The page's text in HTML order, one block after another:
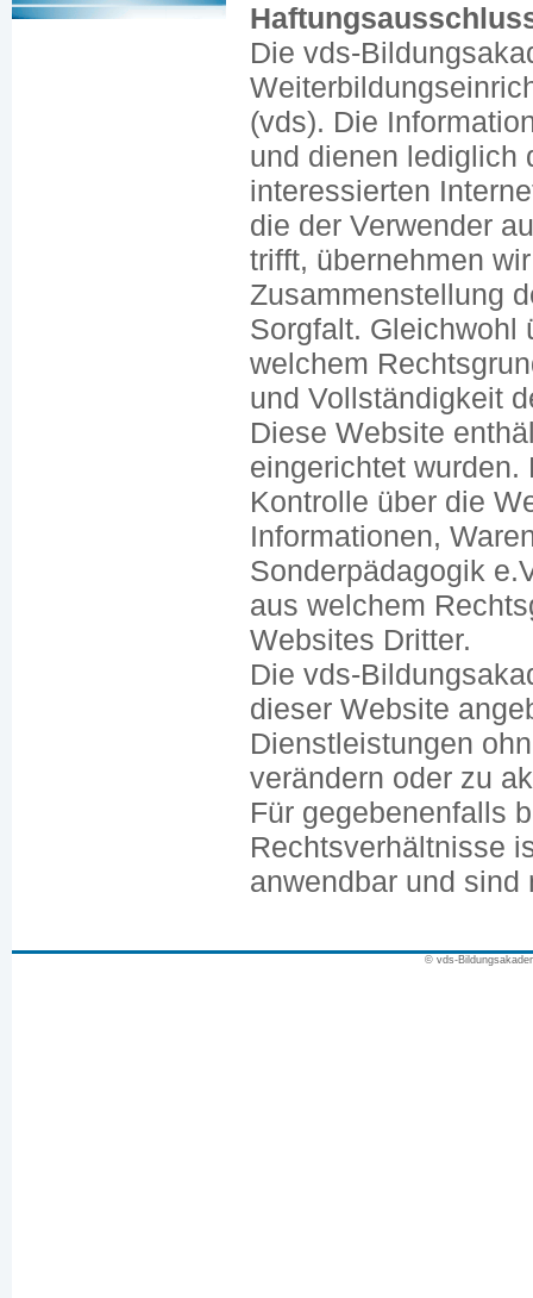
Die vds-
(vds). Die
und dienen lediglich
interessierten
die der Verwender
trifft, übernehmen
Zusammenstellung
Sorgfalt. Gleichwohl
welchem
und Vollständigkeit
Diese Website
eingerichtet
Kontrolle über die
Informationen,
Sonderpädagogik
aus welchem
Websites Dritter.
Die vds-
dieser Website
Dienstleistungen
verändern oder zu
Für gegebenenfalls
Rechtsverhältnisse
anwendbar und
© vds-